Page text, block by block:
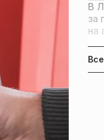
В
за
на